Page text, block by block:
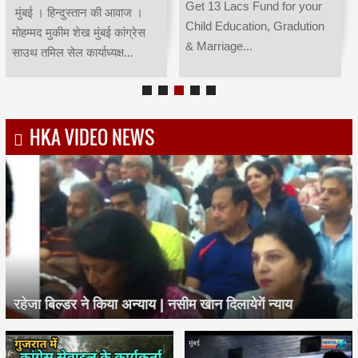
25 years & Get 100000 P.A.
Pension for Lifetime & Get
20 La...
give maturity of Rs.2675000
at time of Doughter
Marriage,In Case of Pr...
HKA VIDEO NEWS
रहेजा बिल्डर ने किया अन्याय | नसीम खान दिलायेगें न्याय